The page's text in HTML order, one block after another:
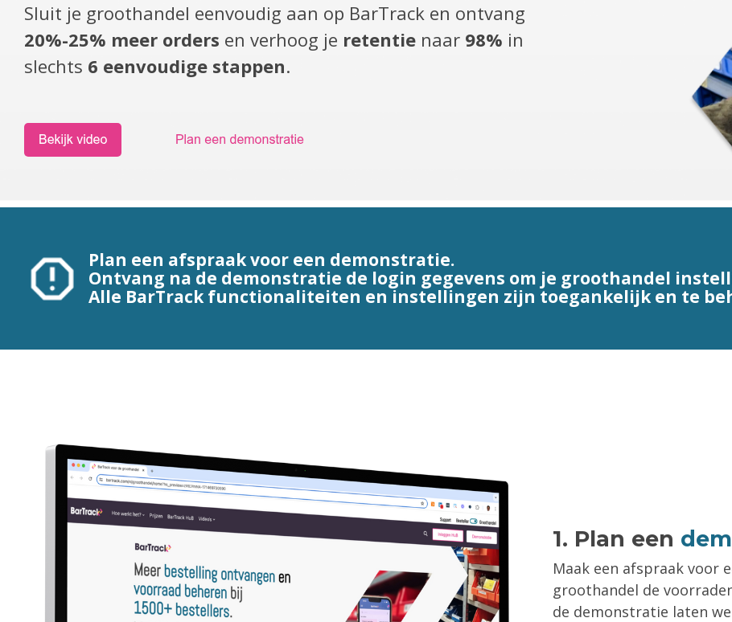
Sluit je groothandel eenvoudig aan op BarTrack en ontvang
20%-25% meer orders en verhoog je retentie naar 98% in
slechts 6 eenvoudige stappen.
Plan een afspraak voor een demonstratie.
Ontvang na de demonstratie de login gegevens om je groothandel
Alle BarTrack functionaliteiten en instellingen zijn toegankelijk en te
1. Plan een
Maak een afspraak voor
groothandel de
de demonstratie laten